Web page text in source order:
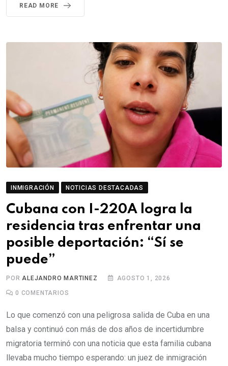
READ MORE
INMIGRACIÓN NOTICIAS DESTACADAS
Cubana con I-220A logra la
residencia tras enfrentar una
posible deportación: “Sí se
puede”
PORALEJANDRO MARTINEZ AGOSTO 1, 2026
0 COMENTARIOS
Lo que comenzó con una peligrosa salida de Cuba en una
balsa y continuó con más de dos años de incertidumbre
migratoria terminó con una noticia que esta familia cubana
llevaba mucho tiempo esperando: un juez de inmigración